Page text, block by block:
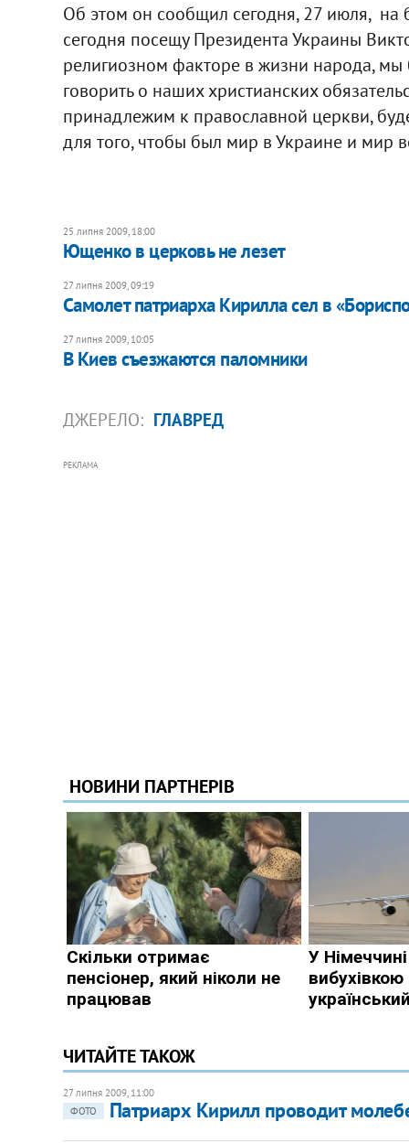
Об этом он сообщил сегодня, 27 июля, на
сегодня посещу Президента Украины
религиозном факторе в жизни народа,
говорить о наших христианских
принадлежим к православной церкви,
для того, чтобы был мир в Украине и мир
25 липня 2009, 18:00
Ющенко в церковь не лезет
27 липня 2009, 09:19
Самолет патриарха Кирилла сел в
27 липня 2009, 10:05
В Киев съезжаются паломники
ДЖЕРЕЛО: ГЛАВРЕД
РЕКЛАМА
ЧИТАЙТЕ ТАКОЖ
27 липня 2009, 11:00
ФОТО
Патриарх Кирилл проводит